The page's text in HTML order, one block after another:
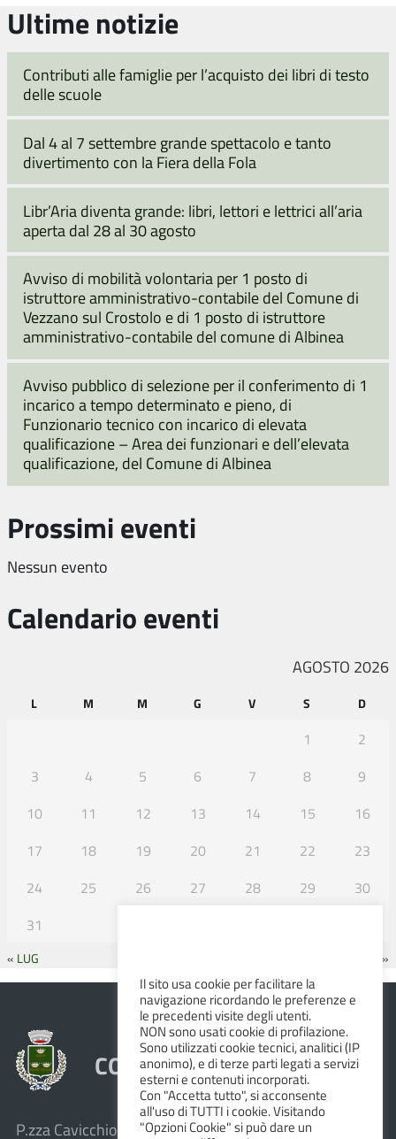
Ultime notizie
Contributi alle famiglie per l’acquisto dei libri di testo
delle scuole
Dal 4 al 7 settembre grande spettacolo e tanto
divertimento con la Fiera della Fola
Libr’Aria diventa grande: libri, lettori e lettrici all’aria
aperta dal 28 al 30 agosto
Avviso di mobilità volontaria per 1 posto di
istruttore amministrativo-contabile del Comune di
Vezzano sul Crostolo e di 1 posto di istruttore
amministrativo-contabile del comune di Albinea
Avviso pubblico di selezione per il conferimento di 1
incarico a tempo determinato e pieno, di
Funzionario tecnico con incarico di elevata
qualificazione – Area dei funzionari e dell’elevata
qualificazione, del Comune di Albinea
Prossimi eventi
Nessun evento
Calendario eventi
AGOSTO 2026
L M M G V S D
1
2
3
4 5 6 7 8
9
10
11 12 13 14 15
16
17
18 19 20 21 22
23
24
25 26 27 28 29
30
31
« LUG SET »
COMUNE DI ALBINEA
P.zza Cavicchioni, 8 – 42020 Albinea (R.E.)
Il sito usa cookie per facilitare la
navigazione ricordando le preferenze e
le precedenti visite degli utenti.
NON sono usati cookie di profilazione.
Sono utilizzati cookie tecnici, analitici (IP
anonimo), e di terze parti legati a servizi
esterni e contenuti incorporati.
Con "Accetta tutto", si acconsente
all'uso di TUTTI i cookie. Visitando
"Opzioni Cookie" si può dare un